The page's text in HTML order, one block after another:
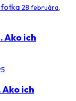
28 februára,
Ako ich
ich